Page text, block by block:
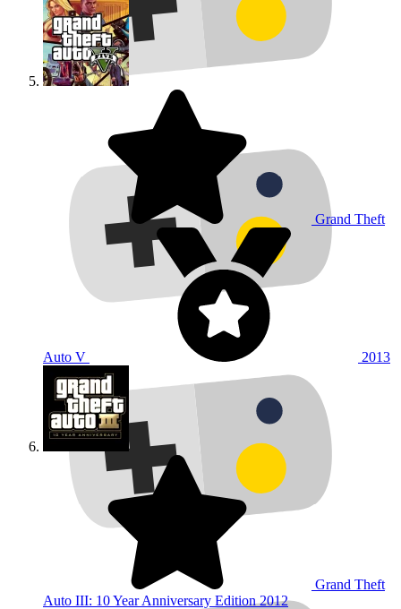
Grand Theft
Auto V 2013
Grand Theft
Auto III: 10 Year Anniversary Edition2012